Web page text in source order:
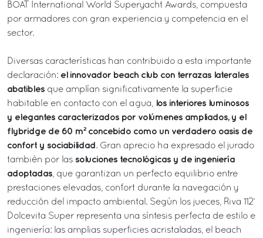
BOAT International World Superyacht Awards, compuesta
por armadores con gran experiencia y competencia en el
sector.
Diversas características han contribuido a esta importante
declaración: el innovador beach club con terrazas laterales
abatibles que amplían significativamente la superficie
habitable en contacto con el agua,
los interiores luminosos
y elegantes caracterizados por volúmenes ampliados, y el
flybridge de 60 m² concebido como un verdadero oasis de
confort y sociabilidad. Gran aprecio ha expresado el jurado
también por las soluciones tecnológicas y de ingeniería
adoptadas , que garantizan un perfecto equilibrio entre
prestaciones elevadas, confort durante la navegación y
reducción del impacto ambiental. Según los jueces, Riva 112’
Dolcevita Super representa una síntesis perfecta de estilo e
ingeniería: las amplias superficies acristaladas, el beach